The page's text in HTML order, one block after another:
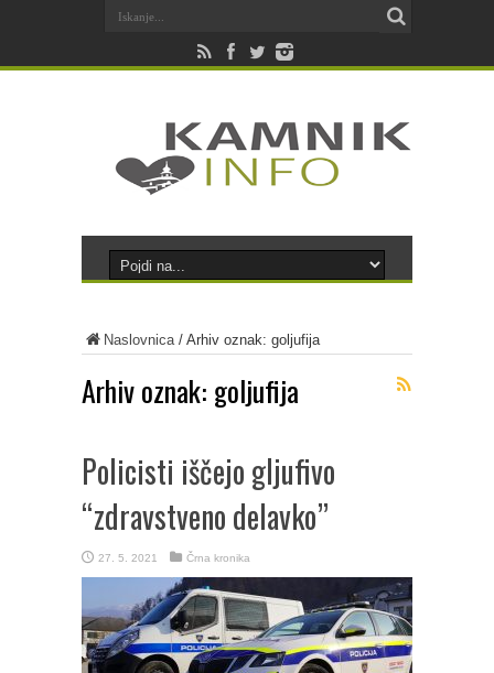
Naslovnica/ Arhiv oznak: goljufija
Arhiv oznak: goljufija
Policisti iščejo gljufivo
“zdravstveno delavko”
27. 5. 2021 Črna kronika